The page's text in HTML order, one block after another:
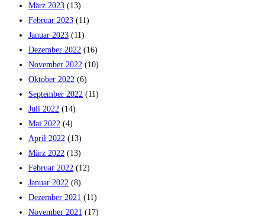
März 2023 (13)
Februar 2023 (11)
Januar 2023 (11)
Dezember 2022 (16)
November 2022 (10)
Oktober 2022 (6)
September 2022 (11)
Juli 2022 (14)
Mai 2022 (4)
April 2022 (13)
März 2022 (13)
Februar 2022 (12)
Januar 2022 (8)
Dezember 2021 (11)
November 2021 (17)